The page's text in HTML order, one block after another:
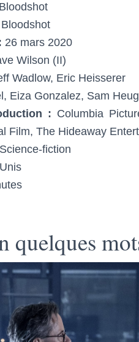
Bloodshot
Bloodshot
26 mars 2020
Wilson (II)
Wadlow, Eric Heisserer
Eiza Gonzalez, Sam
: Columbia
Film, The Hideaway
fiction
quelques